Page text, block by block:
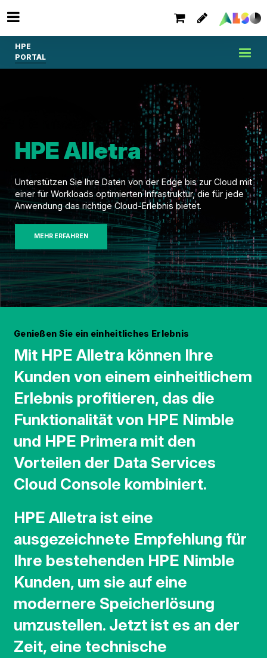
HPE
PORTAL
HPE Alletra
Unterstützen Sie Ihre Daten von der Edge bis zur Cloud mit
einer für Workloads optimierten Infrastruktur, die für jede
Anwendung das richtige Cloud-Erlebnis bietet.
MEHR ERFAHREN
Genießen Sie ein einheitliches Erlebnis
Mit HPE Alletra können Ihre
Kunden von einem einheitlichem
Erlebnis profitieren, das die
Funktionalität von HPE Nimble
und HPE Primera mit den
Vorteilen der Data Services
Cloud Console kombiniert.
HPE Alletra ist eine
ausgezeichnete Empfehlung für
Ihre bestehenden HPE Nimble
Kunden, um sie auf eine
modernere Speicherlösung
umzustellen. Jetzt ist es an der
Zeit, eine technische